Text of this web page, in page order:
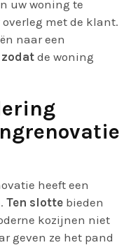
uw woning te
met de klant.
naar een
zodat de woning
heeft een
Ten slotte bieden
kozijnen niet
geven ze het pand